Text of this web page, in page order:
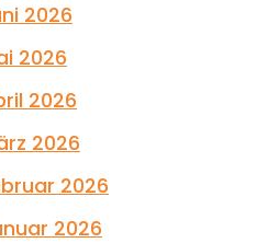
2026
2026
2026
2026
2026
2026